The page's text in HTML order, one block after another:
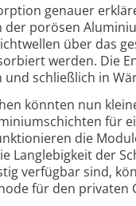
genauer
porösen
über das
werden. Die
schließ­lich in
könnten nun
für
die
Lang­lebig­keit der
verfüg­bar sind,
für den privaten